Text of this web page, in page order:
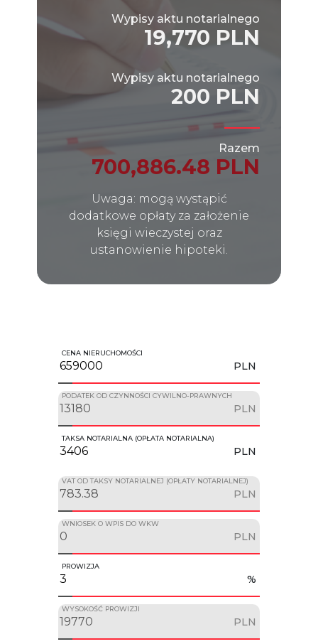
Wypisy aktu notarialnego
19,770 PLN
Wypisy aktu notarialnego
200 PLN
Razem
700,886.48 PLN
Uwaga: mogą wystąpić
dodatkowe opłaty za założenie
księgi wieczystej oraz
ustanowienie hipoteki.
CENA NIERUCHOMOŚCI
PLN
PODATEK OD CZYNNOŚCI CYWILNO-PRAWNYCH
PLN
TAKSA NOTARIALNA (OPŁATA NOTARIALNA)
PLN
VAT OD TAKSY NOTARIALNEJ (OPŁATY NOTARIALNEJ)
PLN
WNIOSEK O WPIS DO WKW
PLN
PROWIZJA
%
WYSOKOŚĆ PROWIZJI
PLN